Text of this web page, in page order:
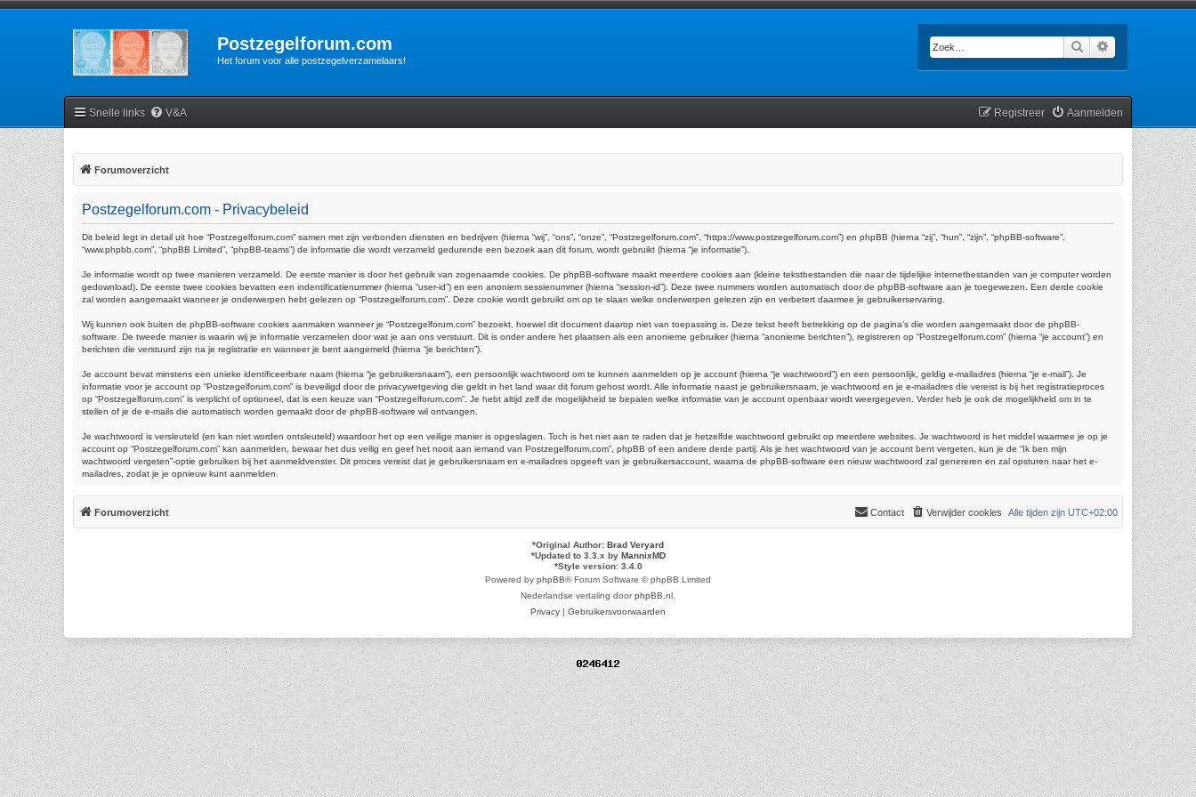
Postzegelforum.com
Het forum voor alle postzegelverzamelaars!
Zoek
Snelle links V&A Aanmelden
Registreer
Forumoverzicht
Postzegelforum.com - Privacybeleid
Dit beleid legt in detail uit hoe “Postzegelforum.com” samen met zijn verbonden diensten en bedrijven (hierna “wij”, “ons”, “onze”, “Postzegelforum.com”, “https://www.postzegelforum.com”) en phpBB (hierna “zij”, “hun”, “zijn”, “phpBB-software”,
“www.phpbb.com”, “phpBB Limited”, “phpBB-teams”) de informatie die wordt verzameld gedurende een bezoek aan dit forum, wordt gebruikt (hierna “je informatie”).
Je informatie wordt op twee manieren verzameld. De eerste manier is door het gebruik van zogenaamde cookies. De phpBB-software maakt meerdere cookies aan (kleine tekstbestanden die naar de tijdelijke internetbestanden van je computer worden
gedownload). De eerste twee cookies bevatten een indentificatienummer (hierna “user-id”) en een anoniem sessienummer (hierna “session-id”). Deze twee nummers worden automatisch door de phpBB-software aan je toegewezen. Een derde cookie
zal worden aangemaakt wanneer je onderwerpen hebt gelezen op “Postzegelforum.com”. Deze cookie wordt gebruikt om op te slaan welke onderwerpen gelezen zijn en verbetert daarmee je gebruikerservaring.
Wij kunnen ook buiten de phpBB-software cookies aanmaken wanneer je “Postzegelforum.com” bezoekt, hoewel dit document daarop niet van toepassing is. Deze tekst heeft betrekking op de pagina’s die worden aangemaakt door de phpBB-
software. De tweede manier is waarin wij je informatie verzamelen door wat je aan ons verstuurt. Dit is onder andere het plaatsen als een anonieme gebruiker (hierna “anonieme berichten”), registreren op “Postzegelforum.com” (hierna “je account”) en
berichten die verstuurd zijn na je registratie en wanneer je bent aangemeld (hierna “je berichten”).
Je account bevat minstens een unieke identificeerbare naam (hierna “je gebruikersnaam”), een persoonlijk wachtwoord om te kunnen aanmelden op je account (hierna “je wachtwoord”) en een persoonlijk, geldig e-mailadres (hierna “je e-mail”). Je
informatie voor je account op “Postzegelforum.com” is beveiligd door de privacywetgeving die geldt in het land waar dit forum gehost wordt. Alle informatie naast je gebruikersnaam, je wachtwoord en je e-mailadres die vereist is bij het registratieproces
op “Postzegelforum.com” is verplicht of optioneel, dat is een keuze van “Postzegelforum.com”. Je hebt altijd zelf de mogelijkheid te bepalen welke informatie van je account openbaar wordt weergegeven. Verder heb je ook de mogelijkheid om in te
stellen of je de e-mails die automatisch worden gemaakt door de phpBB-software wil ontvangen.
Je wachtwoord is versleuteld (en kan niet worden ontsleuteld) waardoor het op een veilige manier is opgeslagen. Toch is het niet aan te raden dat je hetzelfde wachtwoord gebruikt op meerdere websites. Je wachtwoord is het middel waarmee je op je
account op “Postzegelforum.com” kan aanmelden, bewaar het dus veilig en geef het nooit aan iemand van Postzegelforum.com”, phpBB of een andere derde partij. Als je het wachtwoord van je account bent vergeten, kun je de “Ik ben mijn
wachtwoord vergeten”-optie gebruiken bij het aanmeldvenster. Dit proces vereist dat je gebruikersnaam en e-mailadres opgeeft van je gebruikersaccount, waarna de phpBB-software een nieuw wachtwoord zal genereren en zal opsturen naar het e-
mailadres, zodat je je opnieuw kunt aanmelden.
Forumoverzicht Alle tijden zijn UTC+02:00
Verwijder cookies
Contact
*Original Author: Brad Veryard
*Updated to 3.3.x by MannixMD
*Style version: 3.4.0
Powered by phpBB® Forum Software © phpBB Limited
Nederlandse vertaling doorphpBB.nl
Privacy | Gebruikersvoorwaarden